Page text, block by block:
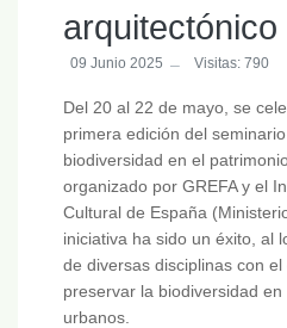
arquitectónico
09 Junio 2025 Visitas: 790
Del 20 al 22 de mayo, se
primera edición del
biodiversidad en el
organizado por GREFA y el
Cultural de España
iniciativa ha sido un éxito, al
de diversas disciplinas con
preservar la biodiversidad
urbanos.